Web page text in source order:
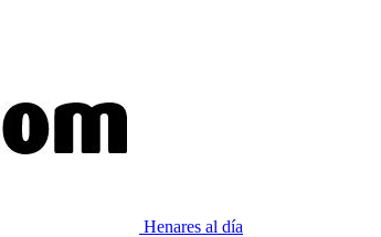
Henares al día